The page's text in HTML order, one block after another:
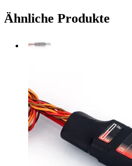
Ähnliche Produkte